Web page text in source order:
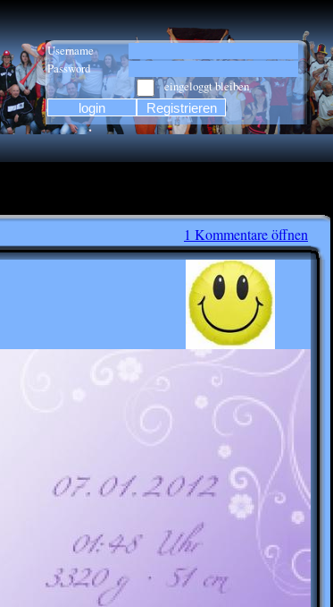
Username
Password
eingeloggt bleiben
1 Kommentare öffnen